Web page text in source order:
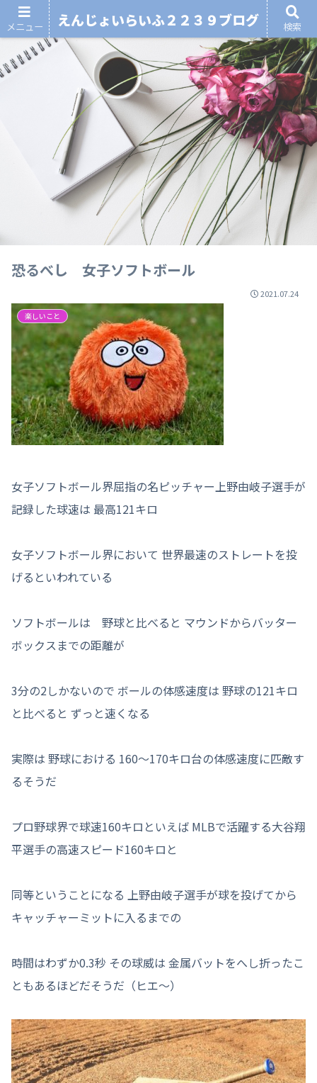
恐るべし 女子ソフトボール
2021.07.24
楽しいこと
女子ソフトボール界屈指の名ピッチャー上野由岐子選手が
記録した球速は 最高121キロ
女子ソフトボール界において 世界最速のストレートを投
げるといわれている
ソフトボールは 野球と比べると マウンドからバッター
ボックスまでの距離が
3分の2しかないので ボールの体感速度は 野球の121キロ
と比べると ずっと速くなる
実際は 野球における 160～170キロ台の体感速度に匹敵す
るそうだ
プロ野球界で球速160キロといえば MLBで活躍する大谷翔
平選手の高速スピード160キロと
同等ということになる 上野由岐子選手が球を投げてから
キャッチャーミットに入るまでの
時間はわずか0.3秒 その球威は 金属バットをへし折ったこ
ともあるほどだそうだ（ヒエ～）
メニュー えんじょいらいふ２２３９ブログ 検索